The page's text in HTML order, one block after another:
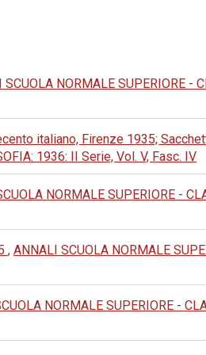
SCUOLA NORMALE SUPERIORE -
italiano, Firenze 1935;
1936: II Serie, Vol. V, Fasc. IV
NORMALE SUPERIORE -
, ANNALI SCUOLA NORMALE
NORMALE SUPERIORE -